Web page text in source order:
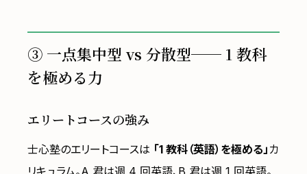
③ 一点集中型 vs 分散型── 1 教科
を極める力
エリートコースの強み
士心塾のエリートコースは 「1 教科（英語）を極める」 カ
リキュラム。A 君は週 4 回英語、B 君は週 1 回英語。